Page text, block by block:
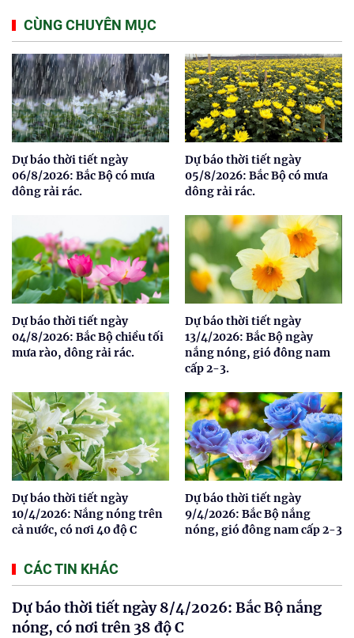
CÙNG CHUYÊN MỤC
Dự báo thời tiết ngày
06/8/2026: Bắc Bộ có mưa
dông rải rác.
Dự báo thời tiết ngày
05/8/2026: Bắc Bộ có mưa
dông rải rác.
Dự báo thời tiết ngày
04/8/2026: Bắc Bộ chiều tối
mưa rào, dông rải rác.
Dự báo thời tiết ngày
13/4/2026: Bắc Bộ ngày
nắng nóng, gió đông nam
cấp 2-3.
Dự báo thời tiết ngày
10/4/2026: Nắng nóng trên
cả nước, có nơi 40 độ C
Dự báo thời tiết ngày
9/4/2026: Bắc Bộ nắng
nóng, gió đông nam cấp 2-3
CÁC TIN KHÁC
Dự báo thời tiết ngày 8/4/2026: Bắc Bộ nắng
nóng, có nơi trên 38 độ C